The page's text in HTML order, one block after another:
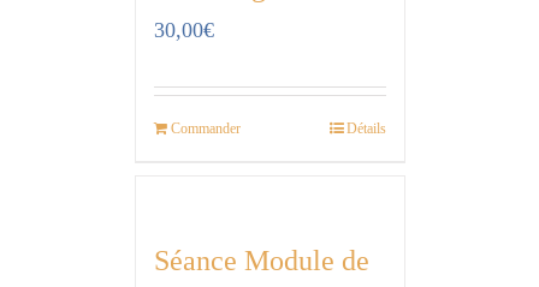
30,00€
Commander Détails
Séance Module de